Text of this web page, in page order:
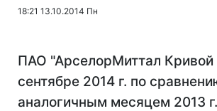
18:21 13.10.2014 Пн
ПАО "АрселорМиттал Кривой
сентябре 2014 г. по
аналогичным месяцем 2013 г.